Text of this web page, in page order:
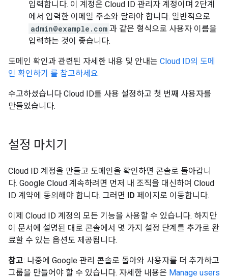
입력합니다. 이 계정은 Cloud ID 관리자 계정이며 2단계
에서 입력한 이메일 주소와 달라야 합니다. 일반적으로
admin@example.com 과 같은 형식으로 사용자 이름을
입력하는 것이 좋습니다.
도메인 확인과 관련된 자세한 내용 및 안내는 Cloud ID의 도메
인 확인하기 를 참고하세요.
수고하셨습니다 Cloud ID를 사용 설정하고 첫 번째 사용자를
만들었습니다.
설정 마치기
Cloud ID 계정을 만들고 도메인을 확인하면 콘솔로 돌아갑니
다. Google Cloud 계속하려면 먼저 내 조직을 대신하여 Cloud
ID 계약에 동의해야 합니다. 그러면 ID 페이지로 이동합니다.
이제 Cloud ID 계정의 모든 기능을 사용할 수 있습니다. 하지만
이 문서에 설명된 대로 콘솔에서 몇 가지 설정 단계를 추가로 완
료할 수 있는 옵션도 제공됩니다.
참고: 나중에 Google 관리 콘솔로 돌아와 사용자를 더 추가하고
그룹을 만들어야 할 수 있습니다. 자세한 내용은 Manage users